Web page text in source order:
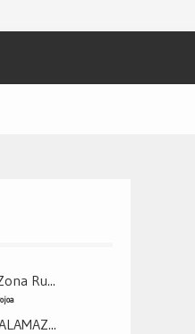
Ru...